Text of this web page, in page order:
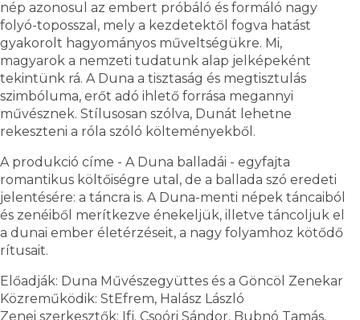
nép azonosul az embert próbáló és formáló nagy
folyó-toposszal, mely a kezdetektől fogva hatást
gyakorolt hagyományos műveltségükre. Mi,
magyarok a nemzeti tudatunk alap jelképeként
tekintünk rá. A Duna a tisztaság és megtisztulás
szimbóluma, erőt adó ihlető forrása megannyi
művésznek. Stílusosan szólva, Dunát lehetne
rekeszteni a róla szóló költeményekből.
A produkció címe - A Duna balladái - egyfajta
romantikus költőiségre utal, de a ballada szó eredeti
jelentésére: a táncra is. A Duna-menti népek táncaiból
és zenéiből merítkezve énekeljük, illetve táncoljuk el
a dunai ember életérzéseit, a nagy folyamhoz kötődő
rítusait.
Előadják: Duna Művészegyüttes és a Göncöl Zenekar
Közreműködik: StEfrem, Halász László
Zenei szerkesztők: Ifj. Csoóri Sándor, Bubnó Tamás,